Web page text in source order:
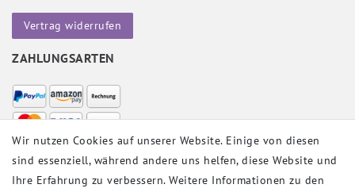
Vertrag widerrufen
ZAHLUNGSARTEN
VERSANDPARTNER
Wir nutzen Cookies auf unserer Website. Einige von diesen
sind essenziell, während andere uns helfen, diese Website und
Ihre Erfahrung zu verbessern. Weitere Informationen zu den